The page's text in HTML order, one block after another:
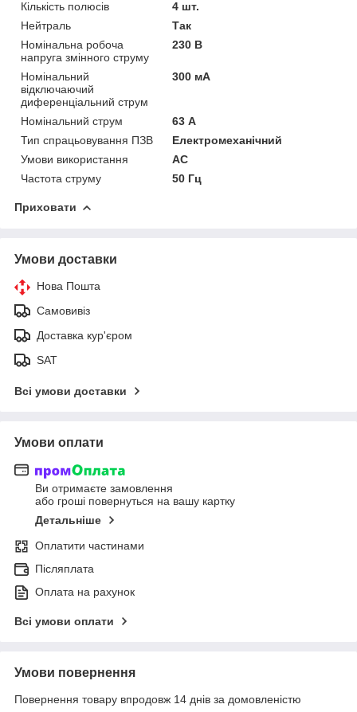
Кількість полюсів
4 шт.
Нейтраль
Так
Номінальна робоча
напруга змінного струму
230 В
Номінальний
відключаючий
диференціальний струм
300 мА
Номінальний струм
63 А
Тип спрацьовування ПЗВ
Електромеханічний
Умови використання
АС
Частота струму
50 Гц
Приховати
Умови доставки
Нова Пошта
Самовивіз
Доставка кур'єром
SAT
Всі умови доставки
Умови оплати
Ви отримаєте замовлення
або гроші повернуться на вашу картку
Детальніше
Оплатити частинами
Післяплата
Оплата на рахунок
Всі умови оплати
Умови повернення
Повернення товару впродовж 14 днів за домовленістю